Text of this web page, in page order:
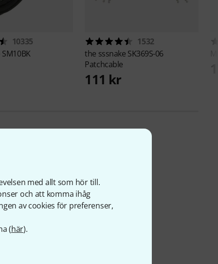
med allt som hör till.
och att komma ihåg
av cookies för preferenser,
(här).
10335
SM10BK
1532
the sssnake SK369S-06
Patchcable
111 kr